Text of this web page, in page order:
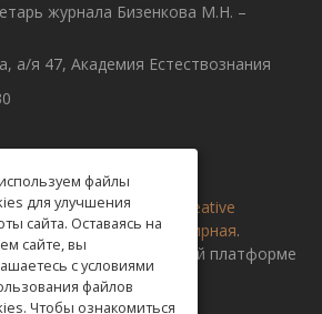
журнала Бизенкова М.Н. –
а/я 47, Академия Естествознания
полицензии Creative
(«Атрибуция») 4.0 Всемирная.
издательской платформе
файлы
для улучшения
сайта. Оставаясь на
сайте, вы
с условиями
файлов
Чтобы ознакомиться